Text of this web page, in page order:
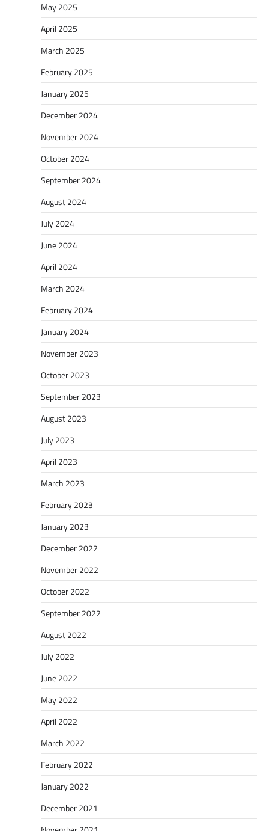
May 2025
April 2025
March 2025
February 2025
January 2025
December 2024
November 2024
October 2024
September 2024
August 2024
July 2024
June 2024
April 2024
March 2024
February 2024
January 2024
November 2023
October 2023
September 2023
August 2023
July 2023
April 2023
March 2023
February 2023
January 2023
December 2022
November 2022
October 2022
September 2022
August 2022
July 2022
June 2022
May 2022
April 2022
March 2022
February 2022
January 2022
December 2021